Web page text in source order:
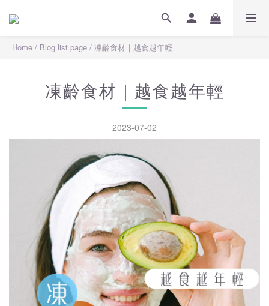
Home / Blog list page / 凍齡食材｜越食越年輕
凍齡食材｜越食越年輕
2023-07-02